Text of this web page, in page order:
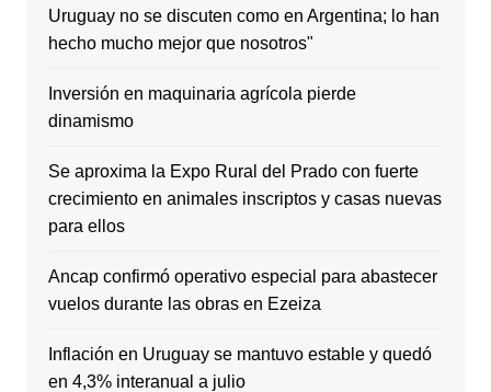
Uruguay no se discuten como en Argentina; lo han
hecho mucho mejor que nosotros"
Inversión en maquinaria agrícola pierde
dinamismo
Se aproxima la Expo Rural del Prado con fuerte
crecimiento en animales inscriptos y casas nuevas
para ellos
Ancap confirmó operativo especial para abastecer
vuelos durante las obras en Ezeiza
Inflación en Uruguay se mantuvo estable y quedó
en 4,3% interanual a julio